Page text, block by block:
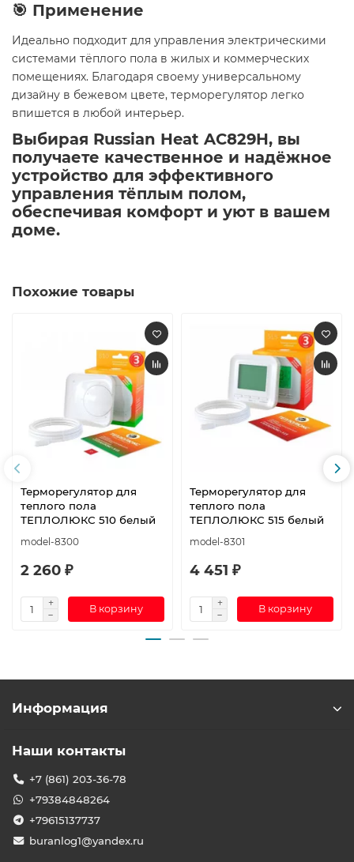
🎯 Применение
Идеально подходит для управления электрическими
системами тёплого пола в жилых и коммерческих
помещениях. Благодаря своему универсальному
дизайну в бежевом цвете, терморегулятор легко
впишется в любой интерьер.
Выбирая Russian Heat AC829H, вы
получаете качественное и надёжное
устройство для эффективного
управления тёплым полом,
обеспечивая комфорт и уют в вашем
доме.
Похожие товары
Терморегулятор для
теплого пола
ТЕПЛОЛЮКС 510 белый
model-8300
2 260 ₽
В корзину
Терморегулятор для
теплого пола
ТЕПЛОЛЮКС 515 белый
model-8301
4 451 ₽
В корзину
Информация
Наши контакты
+7 (861) 203-36-78
+79384848264
+79615137737
buranlog1@yandex.ru